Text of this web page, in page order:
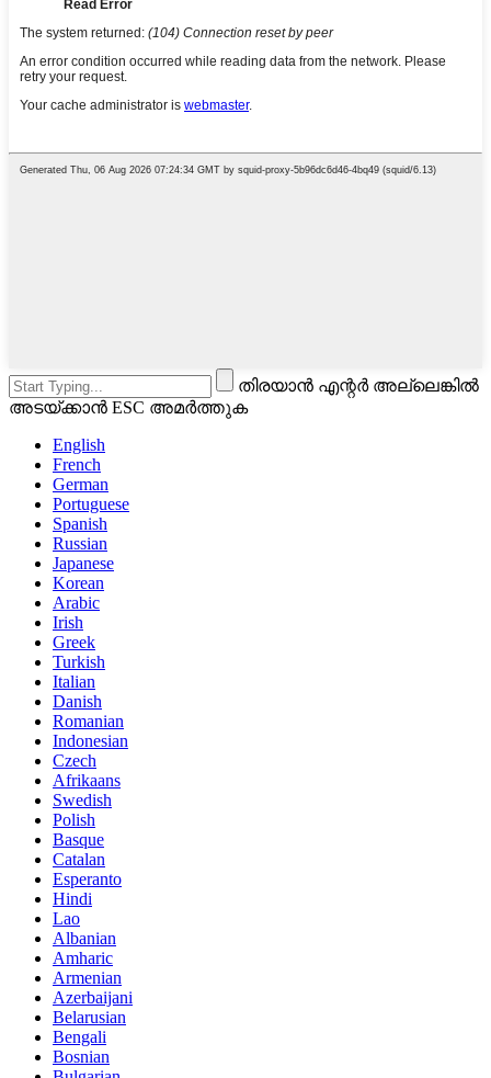
തിരയാൻ എന്റർ അല്ലെങ്കിൽ
അടയ്ക്കാൻ ESC അമർത്തുക
English
French
German
Portuguese
Spanish
Russian
Japanese
Korean
Arabic
Irish
Greek
Turkish
Italian
Danish
Romanian
Indonesian
Czech
Afrikaans
Swedish
Polish
Basque
Catalan
Esperanto
Hindi
Lao
Albanian
Amharic
Armenian
Azerbaijani
Belarusian
Bengali
Bosnian